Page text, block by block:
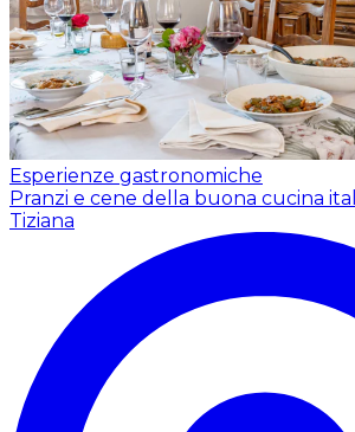
Esperienze gastronomiche
Pranzi e cene della buona cucina
Tiziana